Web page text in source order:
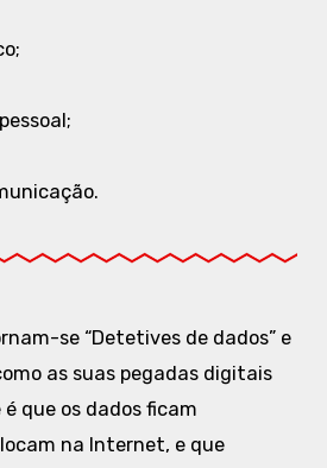
se “Detetives de dados” e
as suas pegadas digitais
que os dados ficam
na Internet, e que